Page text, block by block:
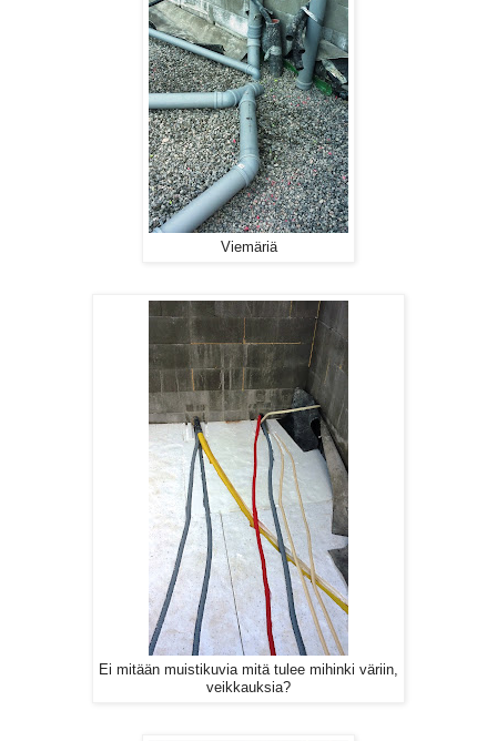
Viemäriä
Ei mitään muistikuvia mitä tulee mihinki väriin,
veikkauksia?